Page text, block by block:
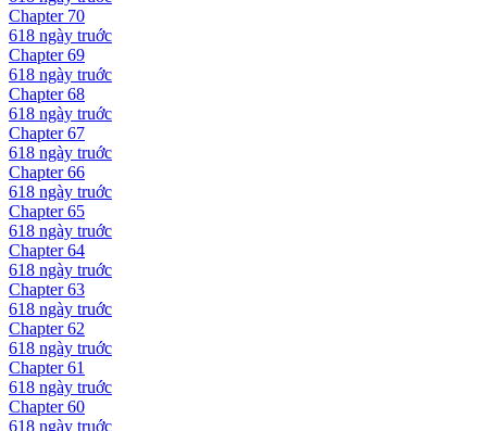
Chapter 70
618 ngày truớc
Chapter69
618 ngày truớc
Chapter68
618 ngày truớc
Chapter67
618 ngày truớc
Chapter66
618 ngày truớc
Chapter65
618 ngày truớc
Chapter64
618 ngày truớc
Chapter63
618 ngày truớc
Chapter62
618 ngày truớc
Chapter61
618 ngày truớc
Chapter60
618 ngày truớc